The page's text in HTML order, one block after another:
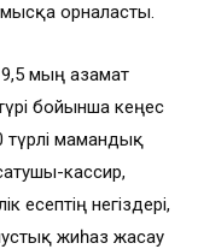
орналасты.
мың азамат
бойынша кеңес
мамандық
кассир,
есептің негіздері,
жиһаз жасау